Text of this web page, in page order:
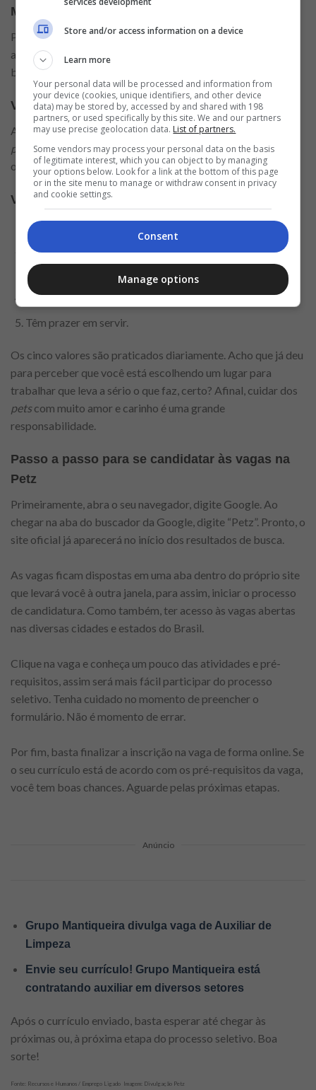
Missão
Primordialmente, criar valor na interação com os
apaixonados por animais de estimação, potencializando o
bem da relação entre o
Visão
A Petz tem como visão, ser a maior e melhor rede de
petshops da América Latina, estando entre as 5 maiores
operações mundiais, até 2020.
Valores
São apaixonados porpets;
Respeitam uns aos outros;
Reconhecem esforços, premiam resultados;
Encantam seus clientes;
Têm prazer em servir.
Os cinco valores são praticados diariamente. Acho que já deu
para perceber que você está escolhendo um lugar para
trabalhar que leva a sério o que faz, certo? Afinal, cuidar dos
petscom muito amor e carinho é uma grande
responsabilidade.
Passo a passo para se candidatar às vagas na
Petz
Primeiramente, abra o seu navegador, digite Google. Ao
chegar na aba do buscador da Google, digite “Petz”. Pronto, o
site oficial já aparecerá no início dos resultados de busca.
As vagas ficam dispostas em uma aba dentro do próprio site
que levará você à outra janela, para assim, iniciar o processo
de candidatura. Como também, ter acesso às vagas abertas
nas diversas cidades e estados do Brasil.
Clique na vaga e conheça um pouco das atividades e pré-
requisitos, assim será mais fácil participar do processo
seletivo. Tenha cuidado no momento de preencher o
formulário. Não é momento de errar.
Por fim, basta finalizar a inscrição na vaga de forma online. Se
o seu currículo está de acordo com os pré-requisitos da vaga,
você tem boas chances. Aguarde pelas próximas etapas.
Anúncio
Grupo Mantiqueira divulga vaga de Auxiliar de
Limpeza
Envie seu currículo! Grupo Mantiqueira está
contratando auxiliar em diversos setores
Após o currículo enviado, basta esperar até chegar às
próximas ou, à próxima etapa do processo seletivo. Boa
sorte!
Fonte: Recursos e Humanos / Emprego Ligado Imagem: Divulgação Petz
Store and/or access information on a device
Learn more
Your personal data will be processed and information from
your device (cookies, unique identifiers, and other device
data) may be stored by, accessed by and shared with 198
partners, or used specifically by this site. We and our partners
may use precise geolocation data. List of partners.
Some vendors may process your personal data on the basis
of legitimate interest, which you can object to by managing
your options below. Look for a link at the bottom of this page
or in the site menu to manage or withdraw consent in privacy
and cookie settings.
Consent
Manage options